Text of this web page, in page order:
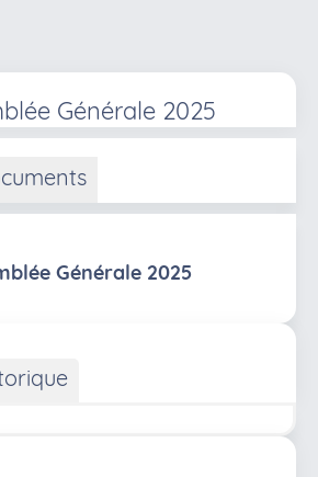
Générale 2025
Générale 2025